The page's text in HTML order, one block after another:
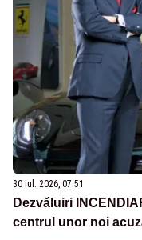
30 iul. 2026, 07:51
Dezvăluiri
centrul unor noi